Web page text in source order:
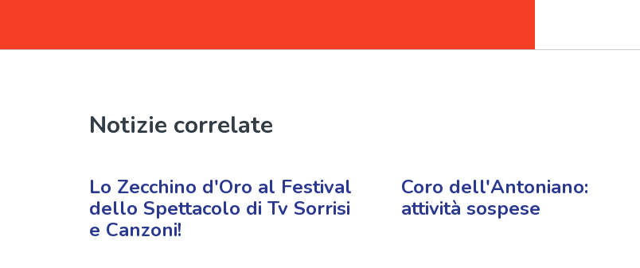
Notizie correlate
Lo Zecchino d'Oro al Festival
dello Spettacolo di Tv Sorrisi
e Canzoni!
Coro dell'Antoniano:
attività sospese